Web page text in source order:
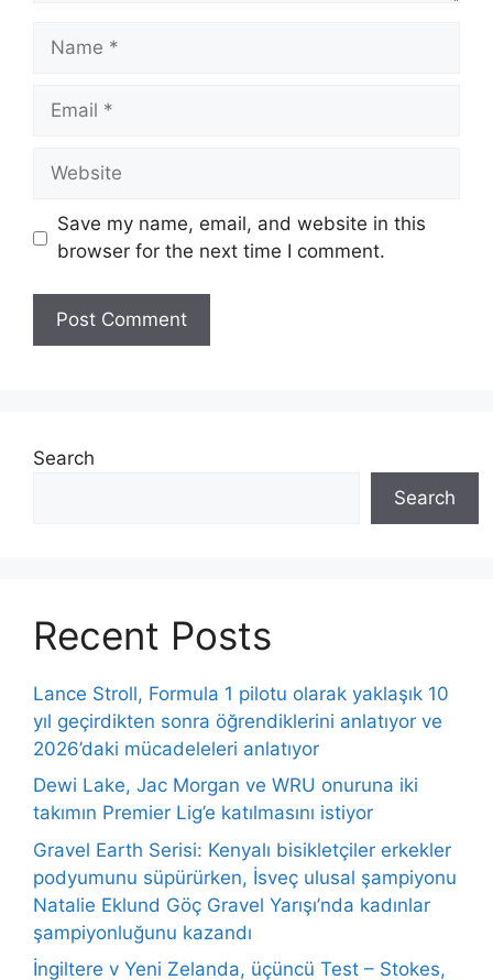
Name
Email
Website
Save my name, email, and website in this
browser for the next time I comment.
Search
Search
Recent Posts
Lance Stroll, Formula 1 pilotu olarak yaklaşık 10
yıl geçirdikten sonra öğrendiklerini anlatıyor ve
2026’daki mücadeleleri anlatıyor
Dewi Lake, Jac Morgan ve WRU onuruna iki
takımın Premier Lig’e katılmasını istiyor
Gravel Earth Serisi: Kenyalı bisikletçiler erkekler
podyumunu süpürürken, İsveç ulusal şampiyonu
Natalie Eklund Göç Gravel Yarışı’nda kadınlar
şampiyonluğunu kazandı
İngiltere v Yeni Zelanda, üçüncü Test – Stokes,